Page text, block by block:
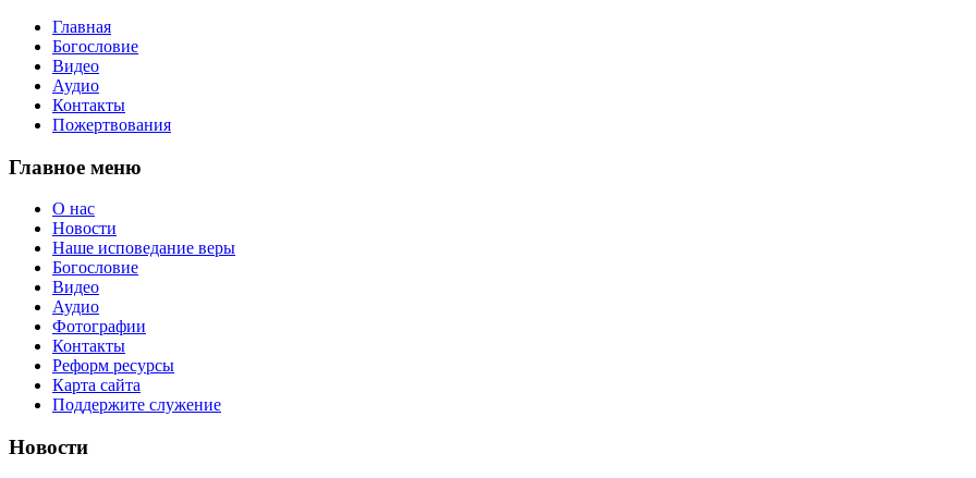
Главная
Богословие
Видео
Аудио
Контакты
Пожертвования
Главное меню
О нас
Новости
Наше исповедание веры
Богословие
Видео
Аудио
Фотографии
Контакты
Реформ ресурсы
Карта сайта
Поддержите служение
Новости